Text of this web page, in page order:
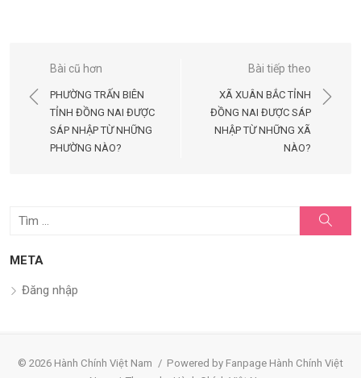
Điều
hướng
bài
viết
Bài cũ hơn
PHƯỜNG TRẤN BIÊN
TỈNH ĐỒNG NAI ĐƯỢC
SÁP NHẬP TỪ NHỮNG
PHƯỜNG NÀO?
Bài tiếp theo
XÃ XUÂN BẮC TỈNH
ĐỒNG NAI ĐƯỢC SÁP
NHẬP TỪ NHỮNG XÃ
NÀO?
Tìm
quả
kiếm
META
Đăng nhập
© 2026 Hành Chính Việt Nam / Powered by Fanpage Hành Chính Việt